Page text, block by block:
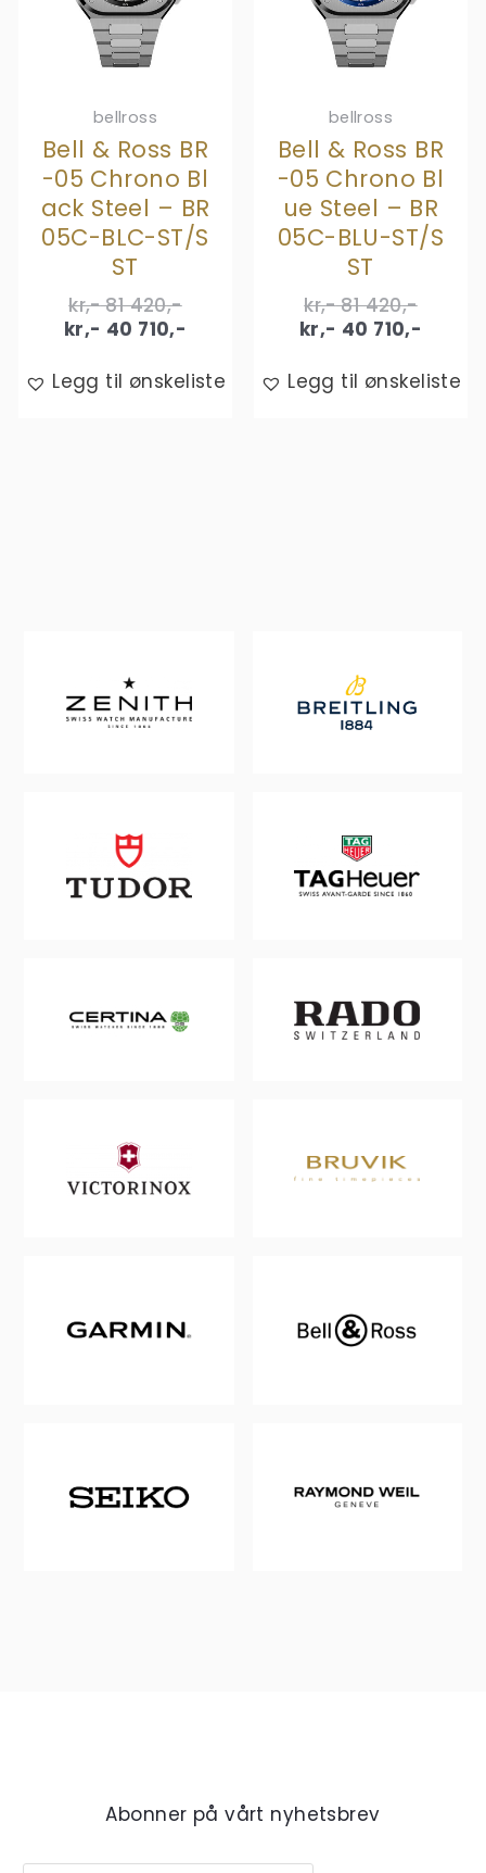
bellross
Bell & Ross BR
-05 Chrono Bl
ack Steel – BR
05C-BLC-ST/S
ST
kr,-81 420,-Original
price
kr,- 81
kr,- 40 710,-
is:
Legg til ønskeliste
bellross
Bell & Ross BR
-05 Chrono Bl
ue Steel – BR
05C-BLU-ST/S
ST
kr,-81 420,-
price
kr,- 81
kr,- 40 710,-
is:
Legg til ønskeliste
Abonner på vårt nyhetsbrev